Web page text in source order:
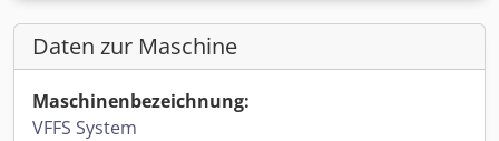
Daten zur Maschine
Maschinenbezeichnung:
VFFS System